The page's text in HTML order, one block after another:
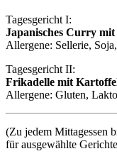
Tagesgericht I:
Japanisches Curry mit
Allergene: Sellerie,
Tagesgericht II:
Frikadelle mit
Allergene: Gluten,
(Zu jedem Mittagessen
für ausgewählte